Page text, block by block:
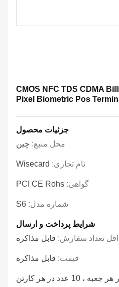
CMOS NFC TDS CDMA
Pixel Biometric Pos
جزئیات محصول
محل منبع: چین
نام تجاری: Wisecard
گواهی: PCI CE Rohs
شماره مدل: S6
شرایط پرداخت و ارسال
تعداد سفارش: قابل مذاکره
قیمت: قابل مذاکره